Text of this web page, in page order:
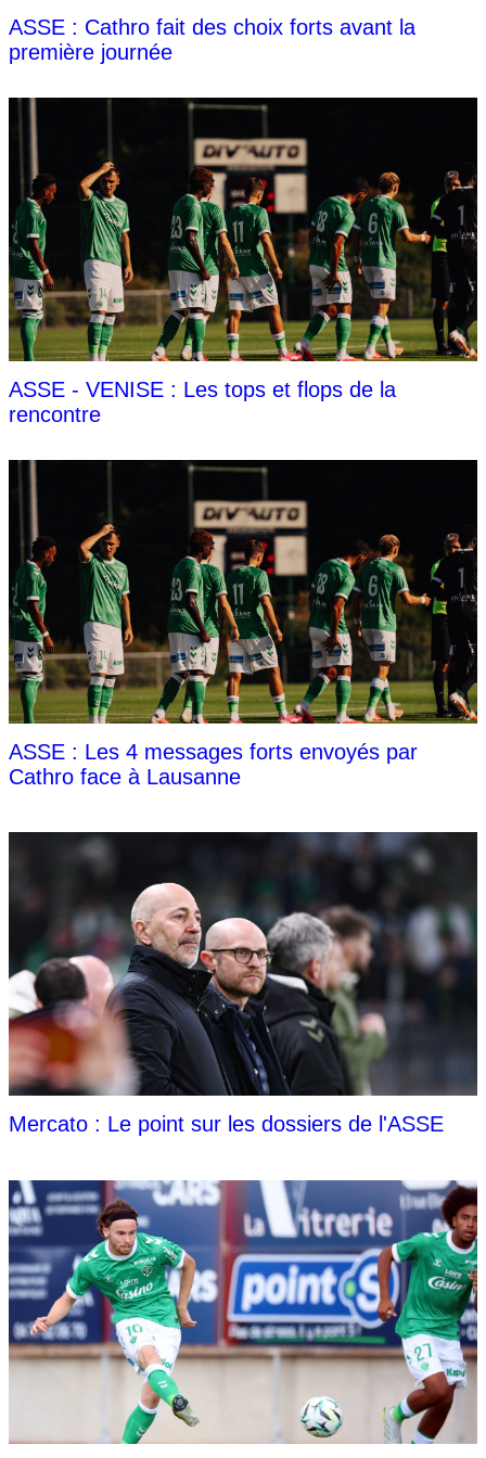
ASSE : Cathro fait des choix forts avant la
première journée
ASSE - VENISE : Les tops et flops de la
rencontre
ASSE : Les 4 messages forts envoyés par
Cathro face à Lausanne
Mercato : Le point sur les dossiers de l'ASSE